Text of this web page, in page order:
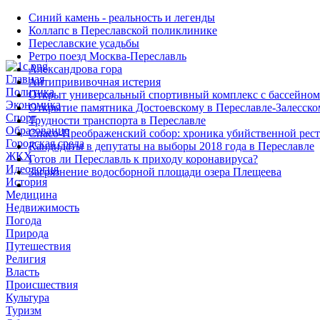
Главная
Политика
Экономика
Спорт
Образование
Городская среда
ЖКХ
Идеология
История
Медицина
Недвижимость
Погода
Природа
Путешествия
Религия
Власть
Происшествия
Культура
Туризм
Синий камень - реальность и легенды
Коллапс в Переславской поликлинике
Переславские усадьбы
Ретро поезд Москва-Переславль
Александрова гора
Антипрививочная истерия
Открыт универсальный спортивный комплекс с бассейном
Открытие памятника Достоевскому в Переславле-
Трудности транспорта в Переславле
Спасо-Преображенский собор: хроника убийственной
Кандидаты в депутаты на выборы 2018 года в Переславле
Готов ли Переславль к приходу коронавируса?
Загрязнение водосборной площади озера Плещеева